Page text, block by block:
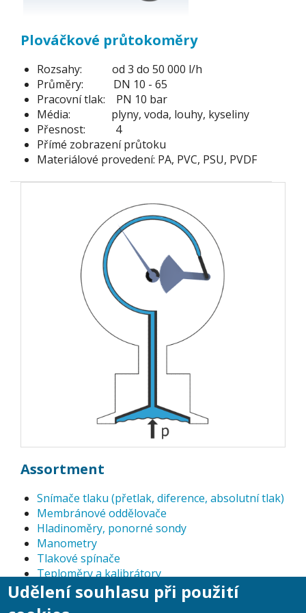
Plováčkové průtokoměry
Rozsahy: od 3 do 50 000 l/h
Průměry: DN 10 - 65
Pracovní tlak: PN 10 bar
Média: plyny, voda, louhy, kyseliny
Přesnost: 4
Přímé zobrazení průtoku
Materiálové provedení: PA, PVC, PSU, PVDF
Assortment
Snímače tlaku (přetlak, diference, absolutní tlak)
Membránové oddělovače
Hladinoměry, ponorné sondy
Manometry
Tlakové spínače
Teploměry a kalibrátory
Digitální tlakoměry
Příslušenství k tlakoměrům
Udělení souhlasu při použití